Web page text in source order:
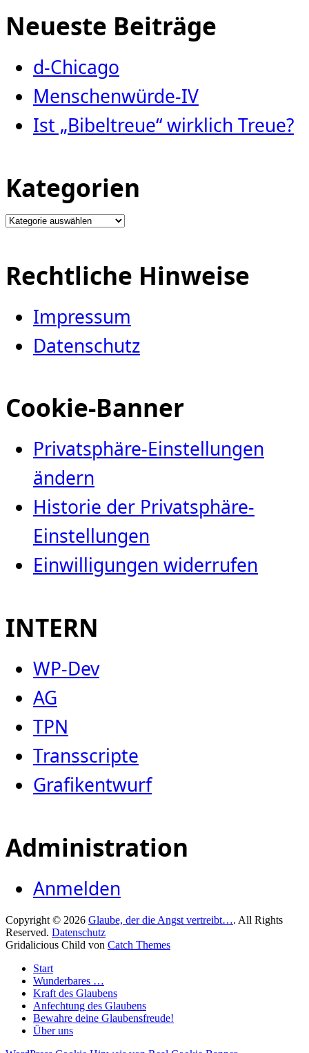
Neueste Beiträge
d-Chicago
Menschenwürde-IV
Ist „Bibeltreue“ wirklich Treue?
Kategorien
Kategorien
Rechtliche Hinweise
Impressum
Datenschutz
Cookie-Banner
Privatsphäre-Einstellungen
ändern
Historie der Privatsphäre-
Einstellungen
Einwilligungen widerrufen
INTERN
WP-Dev
AG
TPN
Transscripte
Grafikentwurf
Administration
Anmelden
Copyright © 2026 Glaube, der die Angst vertreibt…. All Rights
Reserved. Datenschutz
Gridalicious Child von Catch Themes
oben
scrollen
Start
Wunderbares …
Kraft des Glaubens
Anfechtung des Glaubens
Bewahre deine Glaubensfreude!
Über uns